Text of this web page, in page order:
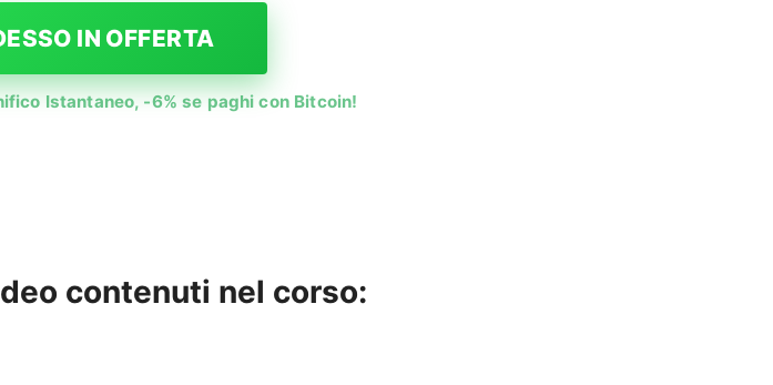
IN OFFERTA
Istantaneo, -6% se paghi con Bitcoin!
contenuti nel corso: